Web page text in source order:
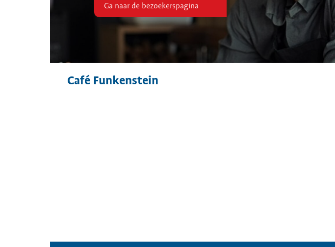
Ga naar de bezoekerspagina
Café Funkenstein